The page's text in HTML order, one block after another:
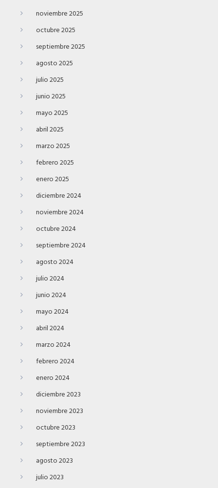
noviembre 2025
octubre 2025
septiembre 2025
agosto 2025
julio 2025
junio 2025
mayo 2025
abril 2025
marzo 2025
febrero 2025
enero 2025
diciembre 2024
noviembre 2024
octubre 2024
septiembre 2024
agosto 2024
julio 2024
junio 2024
mayo 2024
abril 2024
marzo 2024
febrero 2024
enero 2024
diciembre 2023
noviembre 2023
octubre 2023
septiembre 2023
agosto 2023
julio 2023